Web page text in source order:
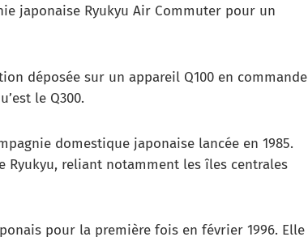
japonaise Ryukyu Air Commuter pour un
déposée sur un appareil Q100 en commande
le Q300.
domestique japonaise lancée en 1985.
Ryukyu, reliant notamment les îles centrales
pour la première fois en février 1996. Elle